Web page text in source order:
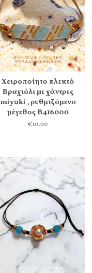
Χειροποίητο πλεκτό
Βραχιόλι με χάντρες
miyuki , ρυθμιζόμενο
μέγεθος Β416000
€10.00